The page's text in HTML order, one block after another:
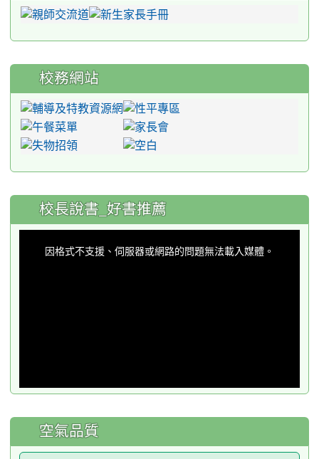
校務網站
:::
校長說書_好書推薦
因格式不支援、伺服器或網路的問題無法載入媒體。
空氣品質